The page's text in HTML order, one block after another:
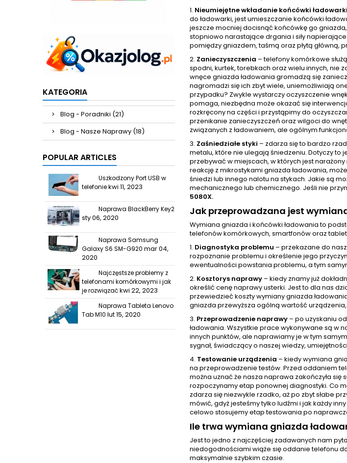
KATEGORIA
Blog - Poradniki (21)
Blog - Nasze Naprawy (18)
POPULAR ARTICLES
Uszkodzony Port USB w
telefoniekwi 11, 2023
Naprawa BlackBerry Key2
sty 06, 2020
Naprawa Samsung
Galaxy S6 SM-G920 mar 04,
2020
Najczęstsze problemy z
telefonami komórkowymi i jak
je rozwiązaćkwi 22, 2023
Naprawa Tableta Lenovo
Tab M10 lut 15, 2020
1. Nieumiejętne wkładanie końcówki ładowarki
do ładowarki, jest umieszczanie końcówki
jeszcze mocniej docisnąć końcówkę go
stopniowo narastające drgania i siły
pomiędzy gniazdem, taśmą oraz płytą główną,
2. Zanieczyszczenia – telefony komórkowe
spodni, kurtek, torebkach oraz wielu innych, nie
wnęce gniazda ładowania gromadzą się
nagromadzi się ich zbyt wiele, uniemożliwiają
przypadku? Zwykle wystarczy oczyszczenie
pomaga, niezbędna może okazać się
rozkręcony na części i przystąpimy do
przenikanie zanieczyszczeń oraz wilgoci do
związanych z ładowaniem, ale ogólnym
3. Zaśniedziałe styki – zdarza się to bardzo
metalu, które nie ulegają śniedzeniu. Dotyczy to
przebywać w miejscach, w których jest
reakcję z mikrostykami gniazda ładowania,
śniedzi lub innego nalotu na stykach. Jakie są
mechanicznego lub chemicznego. Jeśli nie
5080X.
Jak przeprowadzana jest
Wymiana gniazda i końcówki ładowania to
telefonów komórkowych, smartfonów oraz
1. Diagnostyka problemu – przekazane do
rozpoznanie problemu i określenie jego
ewentualności powstania problemu, a tym
2. Kosztorys naprawy – kiedy znamy już
określić cenę naprawy usterki. Jest to dla nas
przewiedzieć koszty wymiany gniazda
gniazda przewyższa ogólną wartość
3. Przeprowadzenie naprawy – po uzyskaniu
ładowania. Wszystkie prace wykonywane są w
innych punktów, ale naprawiamy je w tym
sygnał, świadczący o naszej wiedzy,
4. Testowanie urządzenia – kiedy wymiana
na przeprowadzenie testów. Przed oddaniem
można uznać że nasza naprawa zakończyła się
rozpoczynamy etap ponownej diagnostyki. Co
zdarza się niezwykle rzadko, aż po zbyt słabe
mówić, gdyż jesteśmy tylko ludźmi i jak każdy
celowo stosujemy etap testowania po
Ile trwa wymiana gniazda
Jest to jedno z najczęściej zadawanych nam
niedogodnościami wiąże się oddanie telefonu
maksymalnie szybkim czasie.